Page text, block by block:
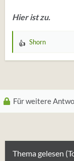
Hier ist zu.
W
u
n
g
Shorn
Für weitere
Thema gelesen